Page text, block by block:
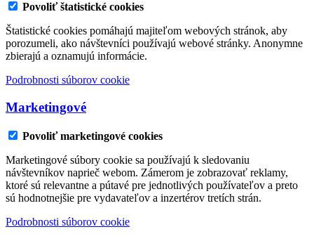
Povoliť štatistické cookies
Štatistické cookies pomáhajú majiteľom webových stránok, aby
porozumeli, ako návštevníci používajú webové stránky. Anonymne
zbierajú a oznamujú informácie.
Podrobnosti súborov cookie
Marketingové
Povoliť marketingové cookies
Marketingové súbory cookie sa používajú k sledovaniu
návštevníkov naprieč webom. Zámerom je zobrazovať reklamy,
ktoré sú relevantne a pútavé pre jednotlivých používateľov a preto
sú hodnotnejšie pre vydavateľov a inzertérov tretích strán.
Podrobnosti súborov cookie